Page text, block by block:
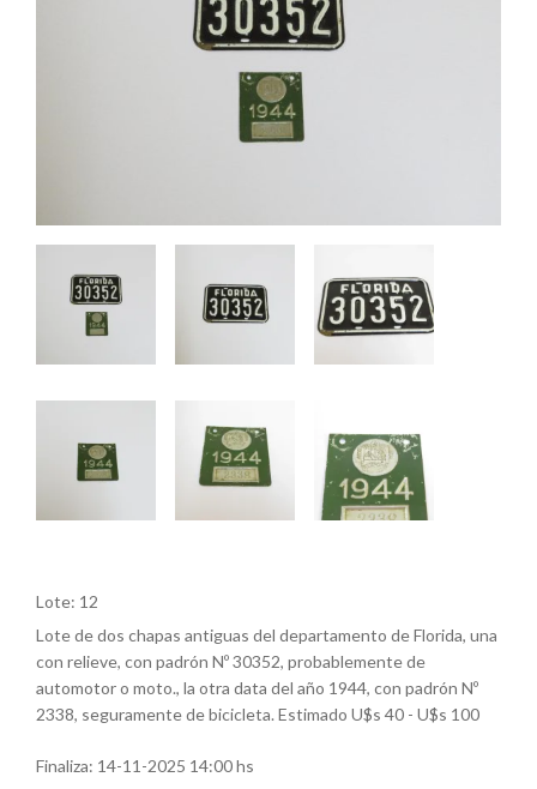
Lote: 12
Lote de dos chapas antiguas del departamento de Florida, una
con relieve, con padrón Nº 30352, probablemente de
automotor o moto., la otra data del año 1944, con padrón Nº
2338, seguramente de bicicleta. Estimado U$s 40 - U$s 100
Finaliza: 14-11-2025 14:00 hs